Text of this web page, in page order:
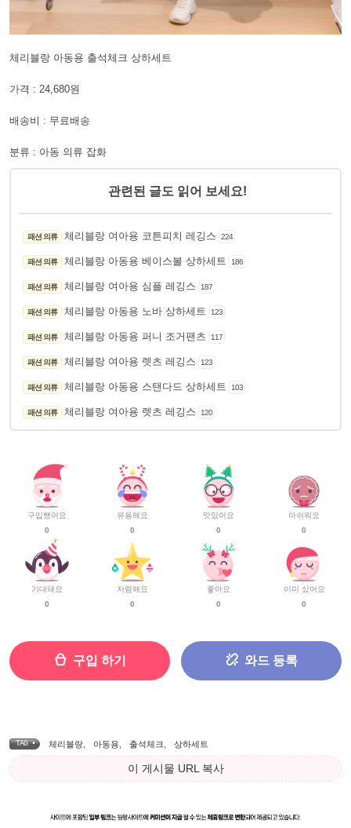
체리블랑 아동용 출석체크 상하세트
가격 : 24,680원
배송비 : 무료배송
분류 : 아동 의류 잡화
관련된 글도 읽어 보세요!
패션 의류 체리블랑 여아용 코튼피치 레깅스 224
패션 의류 체리블랑 아동용 베이스볼 상하세트 186
패션 의류 체리블랑 여아용 심플 레깅스 187
패션 의류 체리블랑 아동용 노바 상하세트 123
패션 의류 체리블랑 아동용 퍼니 조거팬츠 117
패션 의류 체리블랑 여아용 렛츠 레깅스 123
패션 의류 체리블랑 아동용 스탠다드 상하세트 103
패션 의류 체리블랑 여아용 렛츠 레깅스 120
구입했어요
0
기대돼요
0
유용해요
0
저렴해요
0
맛있어요
0
좋아요
0
아쉬워요
0
이미 샀어요
0
구입 하기 와드 등록
TAG • 체리블랑 아동용 출석체크 상하세트
이 게시물 URL 복사